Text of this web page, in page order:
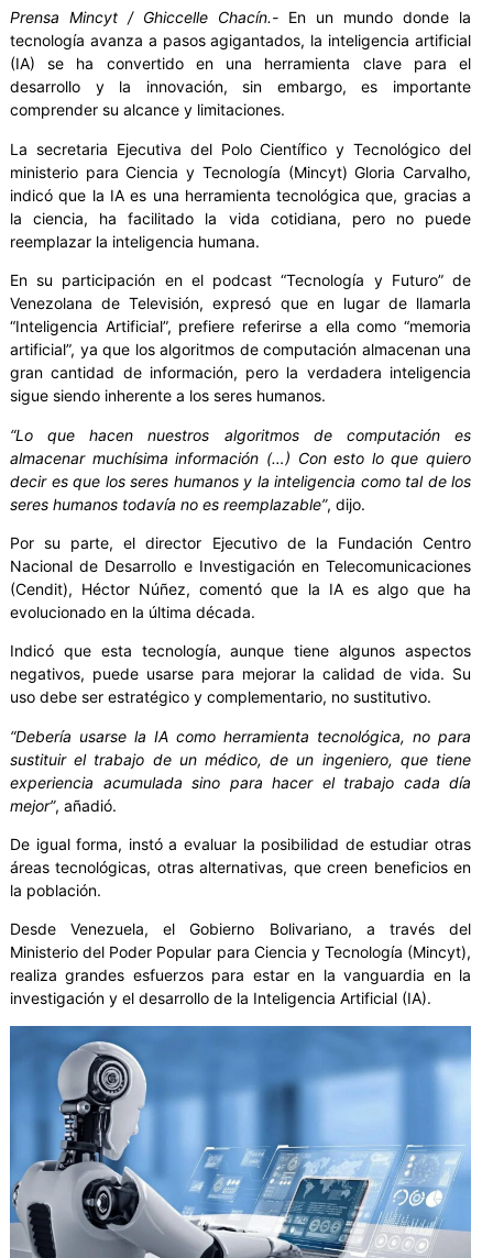
Prensa Mincyt / Ghiccelle Chacín.- En un mundo donde la
tecnología avanza a pasos agigantados, la inteligencia artificial
(IA) se ha convertido en una herramienta clave para el
desarrollo y la innovación, sin embargo, es importante
comprender su alcance y limitaciones.
La secretaria Ejecutiva del Polo Científico y Tecnológico del
ministerio para Ciencia y Tecnología (Mincyt) Gloria Carvalho,
indicó que la IA es una herramienta tecnológica que, gracias a
la ciencia, ha facilitado la vida cotidiana, pero no puede
reemplazar la inteligencia humana.
En su participación en el podcast “Tecnología y Futuro” de
Venezolana de Televisión, expresó que en lugar de llamarla
“Inteligencia Artificial”, prefiere referirse a ella como “memoria
artificial”, ya que los algoritmos de computación almacenan una
gran cantidad de información, pero la verdadera inteligencia
sigue siendo inherente a los seres humanos.
“Lo que hacen nuestros algoritmos de computación es
almacenar muchísima información (…) Con esto lo que quiero
decir es que los seres humanos y la inteligencia como tal de los
seres humanos todavía no es reemplazable”, dijo.
Por su parte, el director Ejecutivo de la Fundación Centro
Nacional de Desarrollo e Investigación en Telecomunicaciones
(Cendit), Héctor Núñez, comentó que la IA es algo que ha
evolucionado en la última década.
Indicó que esta tecnología, aunque tiene algunos aspectos
negativos, puede usarse para mejorar la calidad de vida. Su
uso debe ser estratégico y complementario, no sustitutivo.
“Debería usarse la IA como herramienta tecnológica, no para
sustituir el trabajo de un médico, de un ingeniero, que tiene
experiencia acumulada sino para hacer el trabajo cada día
mejor”, añadió.
De igual forma, instó a evaluar la posibilidad de estudiar otras
áreas tecnológicas, otras alternativas, que creen beneficios en
la población.
Desde Venezuela, el Gobierno Bolivariano, a través del
Ministerio del Poder Popular para Ciencia y Tecnología (Mincyt),
realiza grandes esfuerzos para estar en la vanguardia en la
investigación y el desarrollo de la Inteligencia Artificial (IA).